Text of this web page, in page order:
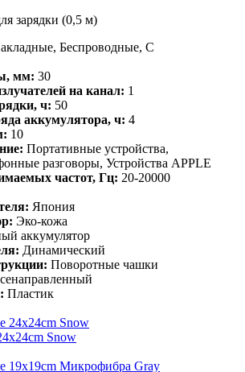
зарядки (0,5 м)
Беспроводные, С
мм: 30
на канал: 1
ч: 50
аккумулятора, ч: 4
10
Портативные устройства,
разговоры, Устройства APPLE
частот, Гц: 20-20000
Япония
Эко-кожа
аккумулятор
Динамический
Поворотные чашки
Пластик
Snow